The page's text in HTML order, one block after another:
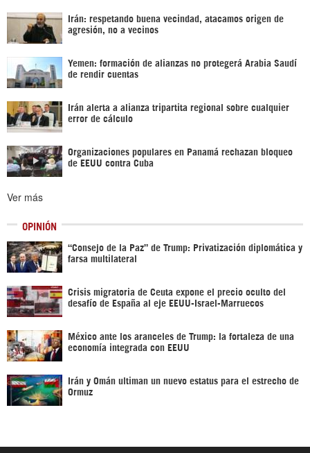
Irán: respetando buena vecindad, atacamos origen de
agresión, no a vecinos
Yemen: formación de alianzas no protegerá Arabia Saudí
de rendir cuentas
Irán alerta a alianza tripartita regional sobre cualquier
error de cálculo
Organizaciones populares en Panamá rechazan bloqueo
de EEUU contra Cuba
Ver más
OPINIÓN
“Consejo de la Paz” de Trump: Privatización diplomática y
farsa multilateral
Crisis migratoria de Ceuta expone el precio oculto del
desafío de España al eje EEUU-Israel-Marruecos
México ante los aranceles de Trump: la fortaleza de una
economía integrada con EEUU
Irán y Omán ultiman un nuevo estatus para el estrecho de
Ormuz